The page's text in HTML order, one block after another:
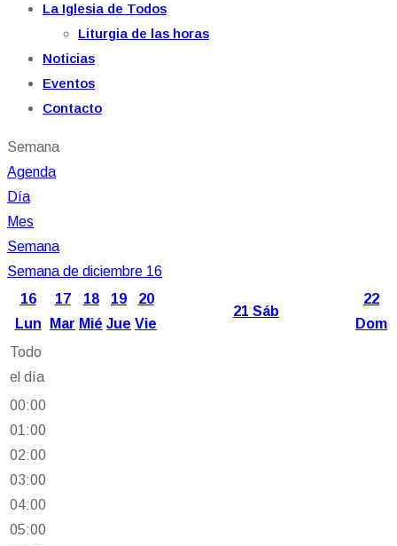
La Iglesia de Todos
Liturgia de las horas
Noticias
Eventos
Contacto
Semana
Agenda
Día
Mes
Semana
Semana de diciembre 16
16
Lun
17
Mar
18
Mié
19
Jue
20
Vie
21 Sáb
22
Dom
Todo
el día
00:00
01:00
02:00
03:00
04:00
05:00